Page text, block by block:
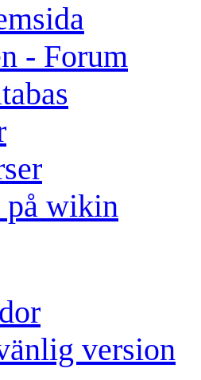
- Forum
på wikin
version